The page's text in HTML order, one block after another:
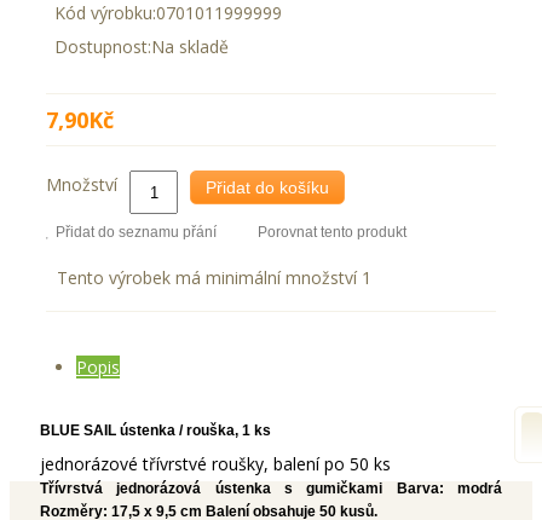
Kód výrobku:0701011999999
Dostupnost:Na skladě
7,90Kč
Množství Přidat do košíku
Přidat do seznamu přání Porovnat tento produkt
Tento výrobek má minimální množství 1
Popis
BLUE SAIL ústenka / rouška, 1 ks
jednorázové třívrstvé roušky, balení po 50 ks
Třívrstvá jednorázová ústenka s gumičkami Barva: modrá
Rozměry: 17,5 x 9,5 cm Balení obsahuje 50 kusů.